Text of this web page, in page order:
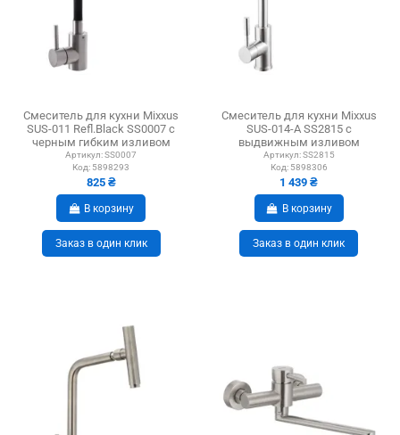
Смеситель для кухни Mixxus
SUS-011 Refl.Black SS0007 с
черным гибким изливом
Артикул:SS0007
Код: 5898293
825 ₴
В корзину
Заказ в один клик
Смеситель для кухни Mixxus
SUS-014-A SS2815 с
выдвижным изливом
Артикул:SS2815
Код: 5898306
1 439 ₴
В корзину
Заказ в один клик